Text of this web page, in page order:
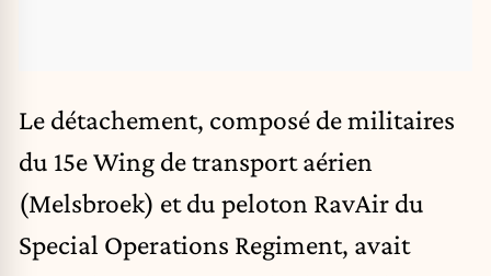
Le détachement, composé de militaires
du 15e Wing de transport aérien
(Melsbroek) et du peloton RavAir du
Special Operations Regiment, avait